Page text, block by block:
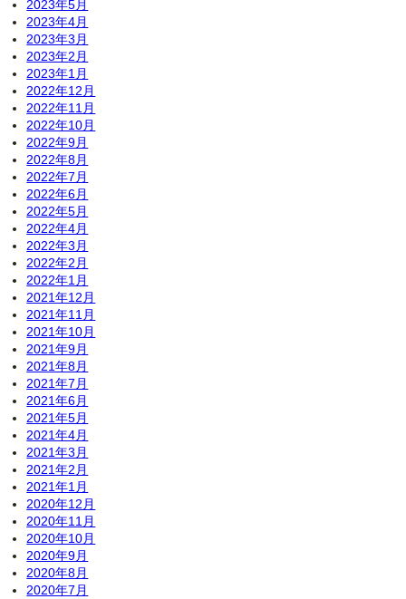
2023年5月
2023年4月
2023年3月
2023年2月
2023年1月
2022年12月
2022年11月
2022年10月
2022年9月
2022年8月
2022年7月
2022年6月
2022年5月
2022年4月
2022年3月
2022年2月
2022年1月
2021年12月
2021年11月
2021年10月
2021年9月
2021年8月
2021年7月
2021年6月
2021年5月
2021年4月
2021年3月
2021年2月
2021年1月
2020年12月
2020年11月
2020年10月
2020年9月
2020年8月
2020年7月